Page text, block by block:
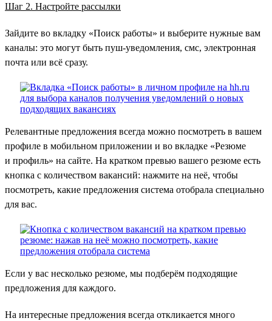
Шаг 2. Настройте рассылки
Зайдите во вкладку «Поиск работы» и выберите нужные вам
каналы: это могут быть пуш-уведомления, смс, электронная
почта или всё сразу.
Релевантные предложения всегда можно посмотреть в вашем
профиле в мобильном приложении и во вкладке «Резюме
и профиль» на сайте. На кратком превью вашего резюме есть
кнопка с количеством вакансий: нажмите на неё, чтобы
посмотреть, какие предложения система отобрала специально
для вас.
Если у вас несколько резюме, мы подберём подходящие
предложения для каждого.
На интересные предложения всегда откликается много